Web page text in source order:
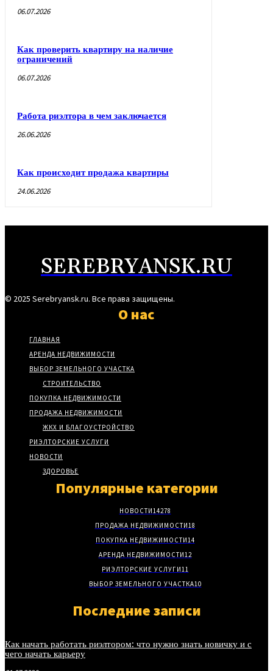
06.07.2026
Как проверить квартиру на наличие
ограничений
06.07.2026
Работа риэлтора в чем заключается
26.06.2026
Как происходит продажа квартиры
24.06.2026
SEREBRYANSK.RU
© 2025 Serebryansk.ru. Все права защищены.
О нас
ГЛАВНАЯ
АРЕНДА НЕДВИЖИМОСТИ
ВЫБОР ЗЕМЕЛЬНОГО УЧАСТКА
СТРОИТЕЛЬСТВО
ПОКУПКА НЕДВИЖИМОСТИ
ПРОДАЖА НЕДВИЖИМОСТИ
ЖКХ И БЛАГОУСТРОЙСТВО
РИЭЛТОРСКИЕ УСЛУГИ
НОВОСТИ
ЗДОРОВЬЕ
Популярные категории
НОВОСТИ14278
ПРОДАЖА НЕДВИЖИМОСТИ18
ПОКУПКА НЕДВИЖИМОСТИ14
АРЕНДА НЕДВИЖИМОСТИ12
РИЭЛТОРСКИЕ УСЛУГИ11
ВЫБОР ЗЕМЕЛЬНОГО УЧАСТКА10
Последние записи
Как начать работать риэлтором: что нужно знать новичку и с
чего начать карьеру